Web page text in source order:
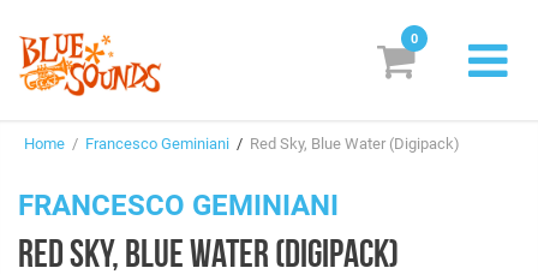
Suggestions
0
Home / Francesco Geminiani / Red Sky, Blue Water (Digipack)
FRANCESCO GEMINIANI
RED SKY, BLUE WATER (DIGIPACK)